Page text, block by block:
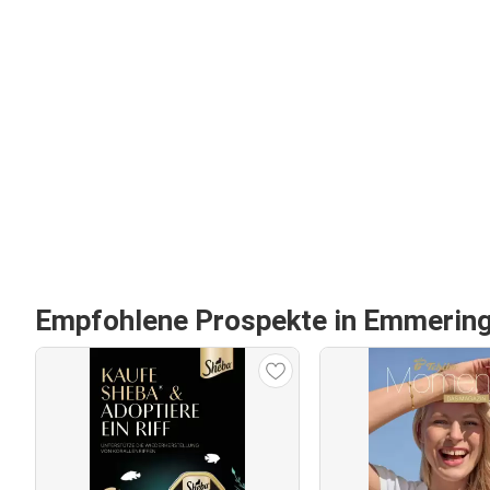
Empfohlene Prospekte in